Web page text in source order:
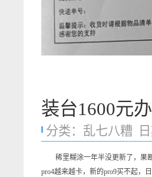
装台1600元
分类： 乱七八糟
稀里糊涂一年半没更新了，果断
pro4越来越卡，新的pro9买不起，